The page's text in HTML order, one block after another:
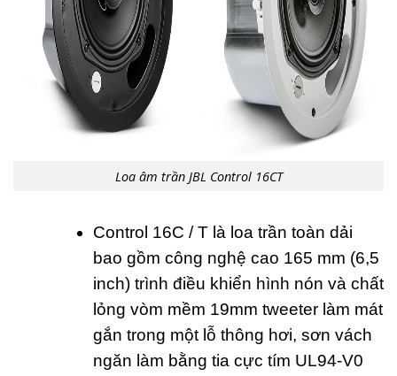
Loa âm trần JBL Control 16CT
Control 16C / T là loa trần toàn dải
bao gồm công nghệ cao 165 mm (6,5
inch) trình điều khiển hình nón và chất
lỏng vòm mềm 19mm tweeter làm mát
gắn trong một lỗ thông hơi, sơn vách
ngăn làm bằng tia cực tím UL94-V0